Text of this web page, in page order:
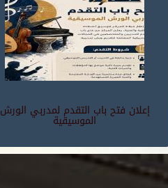
إعلان فتح باب التقدم لمدربي الورش
الموسيقية